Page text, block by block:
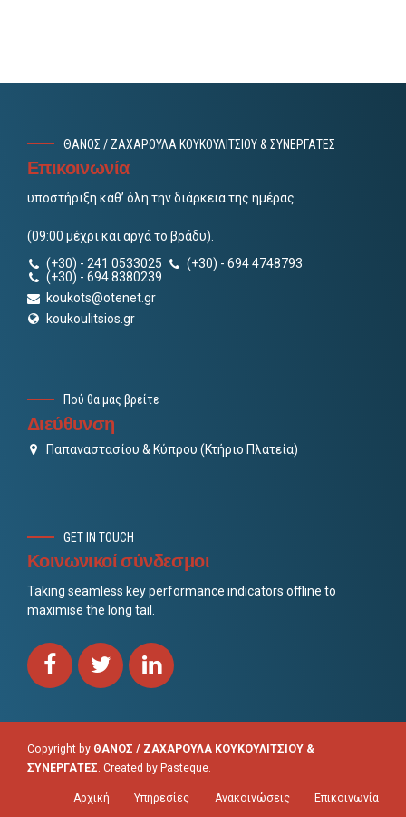
ΘΑΝΟΣ / ΖΑΧΑΡΟΥΛΑ ΚΟΥΚΟΥΛΙΤΣΙΟΥ & ΣΥΝΕΡΓΑΤΕΣ
Επικοινωνία
υποστήριξη καθ’ όλη την διάρκεια της ημέρας
(09:00 μέχρι και αργά το βράδυ).
(+30) - 241 0533025
(+30) - 694 4748793
(+30) - 694 8380239
koukots@otenet.gr
koukoulitsios.gr
Πού θα μας βρείτε
Διεύθυνση
Παπαναστασίου & Κύπρου (Κτήριο Πλατεία)
GET IN TOUCH
Κοινωνικοί σύνδεσμοι
Taking seamless key performance indicators offline to
maximise the long tail.
Copyright by ΘΑΝΟΣ / ΖΑΧΑΡΟΥΛΑ ΚΟΥΚΟΥΛΙΤΣΙΟΥ &
ΣΥΝΕΡΓΑΤΕΣ . Created by Pasteque
Αρχική Υπηρεσίες Ανακοινώσεις Επικοινωνία